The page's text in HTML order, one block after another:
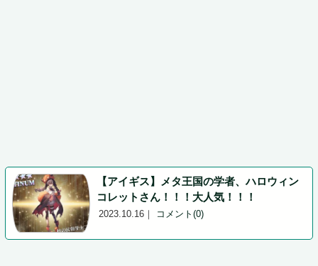
2023.10.16 ｜ コメント(0)
【アイギス】メタ王国の学者、ハロウィン
コレットさん！！！大人気！！！